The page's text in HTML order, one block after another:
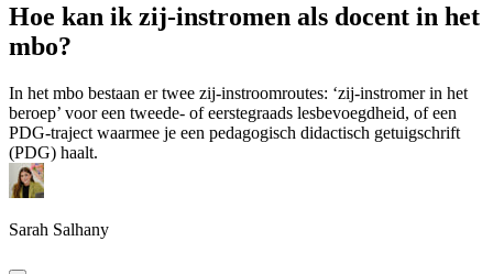
Hoe kan ik zij-instromen als docent in het
mbo?
In het mbo bestaan er twee zij-instroomroutes: ‘zij-instromer in het
beroep’ voor een tweede- of eerstegraads lesbevoegdheid, of een
PDG-traject waarmee je een pedagogisch didactisch getuigschrift
(PDG) haalt.
Sarah Salhany